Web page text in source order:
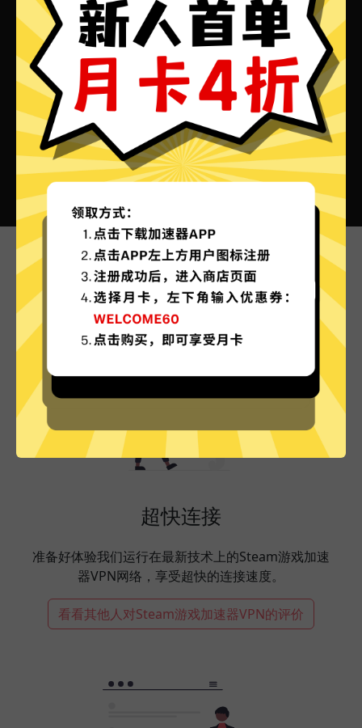
Steam游戏加速器VPN的特色
超快连接
准备好体验我们运行在最新技术上的Steam游戏加速
器VPN网络，享受超快的连接速度。
看看其他人对Steam游戏加速器VPN的评价